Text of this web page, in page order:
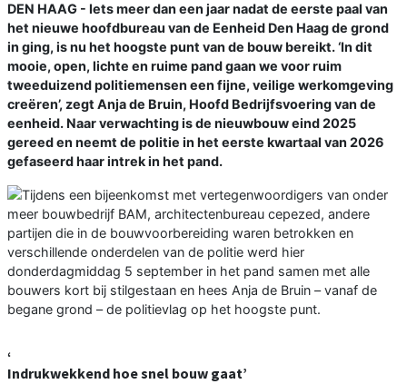
DEN HAAG - Iets meer dan een jaar nadat de eerste paal van
het nieuwe hoofdbureau van de Eenheid Den Haag de grond
in ging, is nu het hoogste punt van de bouw bereikt. ‘In dit
mooie, open, lichte en ruime pand gaan we voor ruim
tweeduizend politiemensen een fijne, veilige werkomgeving
creëren’, zegt Anja de Bruin, Hoofd Bedrijfsvoering van de
eenheid. Naar verwachting is de nieuwbouw eind 2025
gereed en neemt de politie in het eerste kwartaal van 2026
gefaseerd haar intrek in het pand.
‘
Indrukwekkend hoe snel bouw gaat’